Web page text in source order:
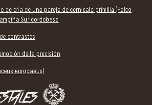
de cría de una pareja de cernícalo primilla (Falco
Sur cordobesa
contrastes
de la precisión
europaeus)